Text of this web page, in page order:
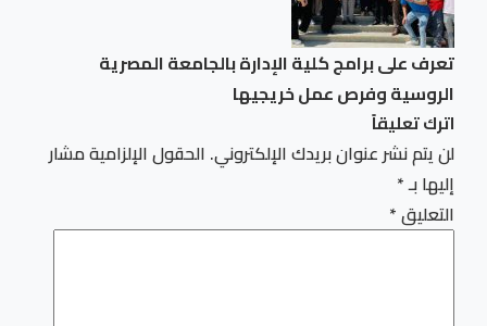
تعرف على برامج كلية الإدارة بالجامعة المصرية
الروسية وفرص عمل خريجيها
اترك تعليقاً
لن يتم نشر عنوان بريدك الإلكتروني. الحقول الإلزامية مشار
إليها بـ*
التعليق*